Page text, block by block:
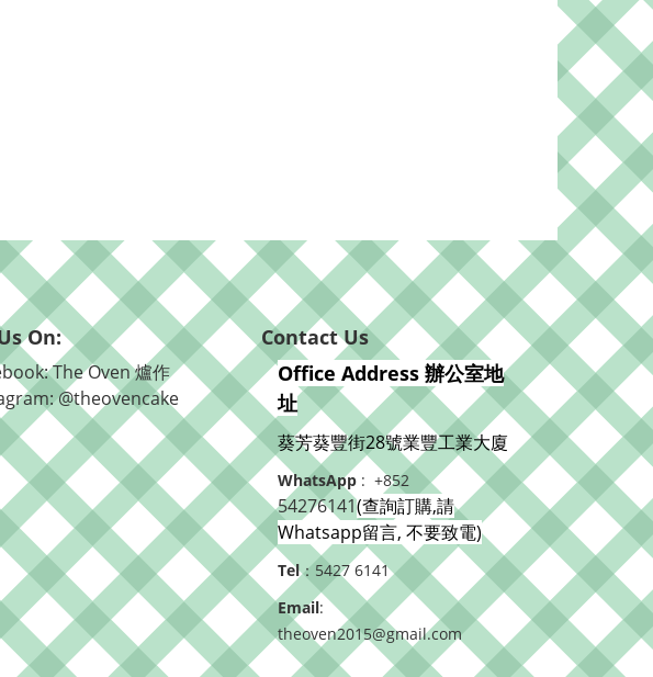
On:
The Oven 爐作
@theovencake
Contact Us
Office Address 辦公室地
址
葵芳葵豐街28號業豐工業大廈
WhatsApp : +852
54276141(查詢訂購,請
Whatsapp留言, 不要致電)
Tel：5427 6141
Email:
theoven2015@gmail.com